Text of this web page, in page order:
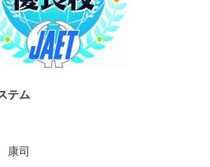
テム
司